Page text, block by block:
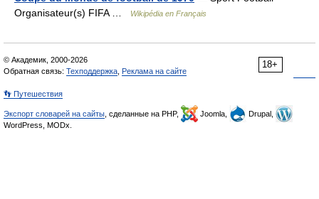
Organisateur(s) FIFA …
Wikipédia en Français
18+
© Академик, 2000-2026
Обратная связь: Техподдержка Реклама на сайте
👣 Путешествия
Экспорт словарей на сайты , сделанные на PHP, Joomla,
Drupal,
WordPress, MODx.